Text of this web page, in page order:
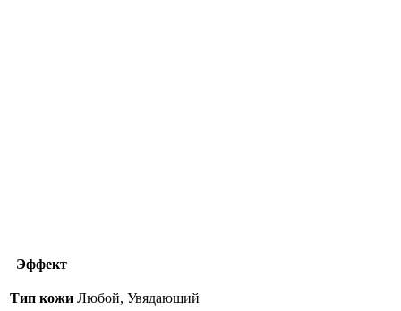
Эффект
Тип кожи Любой, Увядающий